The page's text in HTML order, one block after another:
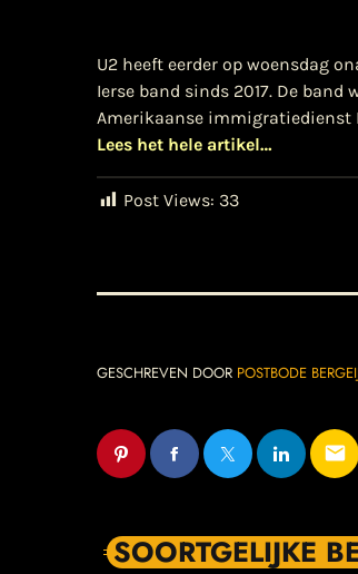
U2 heeft eerder op woensdag
Ierse band sinds 2017. De
Amerikaanse immigratiedienst
Lees het hele artikel…
Post Views: 33
GESCHREVEN DOOR POSTBODE
email
SOORTGELIJKE